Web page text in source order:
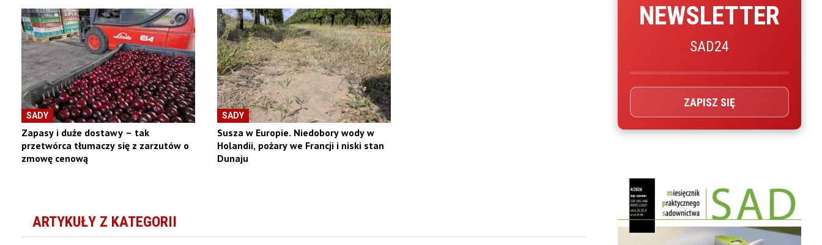
SADY
Zapasy i duże dostawy – tak
przetwórca tłumaczy się z zarzutów o
zmowę cenową
SADY
Susza w Europie. Niedobory wody w
Holandii, pożary we Francji i niski stan
Dunaju
ARTYKUŁY Z KATEGORII
NEWSLETTER
SAD24
ZAPISZ SIĘ